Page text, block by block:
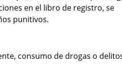
en el libro de registro, se
punitivos.
consumo de drogas o